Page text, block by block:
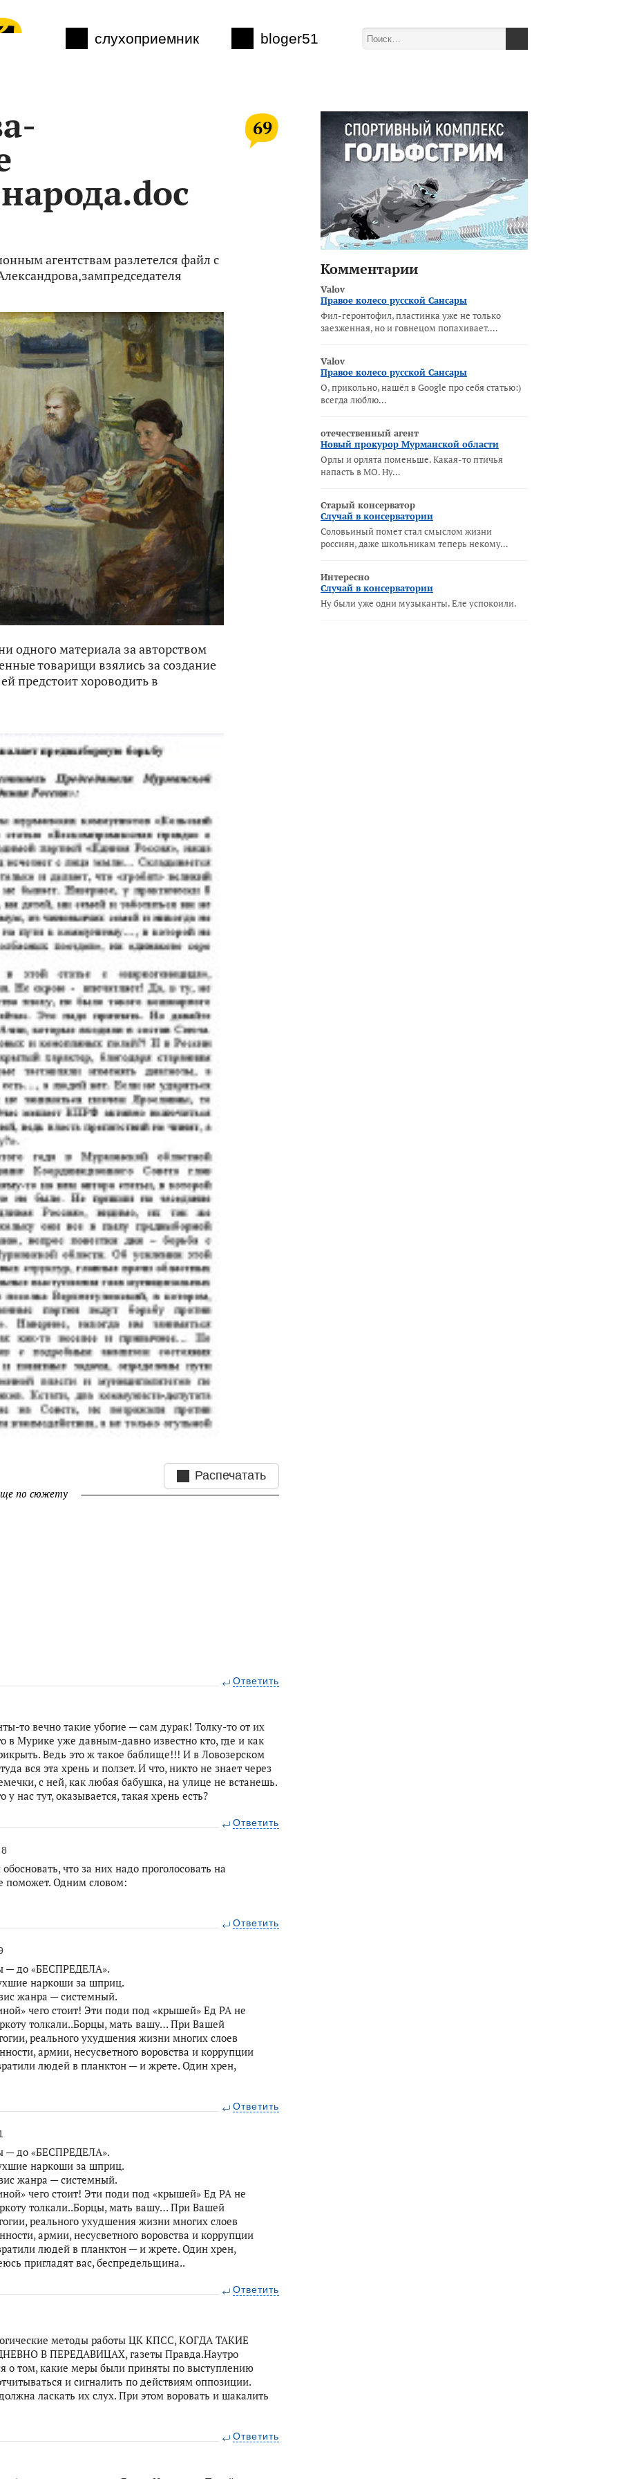
слухоприемник bloger51
69
агентствам разлетелся файл с
одного материала за авторством
товарищи взялись за создание
предстоит хороводить в
Распечатать
по сюжету
Ответить
то вечно такие убогие — сам дурак! Толку-то от их
в Мурике уже давным-давно известно кто, где и как
Ведь это ж такое баблище!!! И в Ловозерском
вся эта хрень и ползет. И что, никто не знает через
с ней, как любая бабушка, на улице не встанешь.
нас тут, оказывается, такая хрень есть?
Ответить
что за них надо проголосовать на
поможет. Одним словом:
Ответить
— до «БЕСПРЕДЕЛА».
наркоши за шприц.
жанра — системный.
чего стоит! Эти поди под «крышей» Ед РА не
толкали..Борцы, мать вашу… При Вашей
реального ухудшения жизни многих слоев
армии, несусветного воровства и коррупции
людей в планктон — и жрете. Один хрен,
Ответить
— до «БЕСПРЕДЕЛА».
наркоши за шприц.
жанра — системный.
чего стоит! Эти поди под «крышей» Ед РА не
толкали..Борцы, мать вашу… При Вашей
реального ухудшения жизни многих слоев
армии, несусветного воровства и коррупции
людей в планктон — и жрете. Один хрен,
пригладят вас, беспредельщина..
Ответить
методы работы ЦК КПСС, КОГДА ТАКИЕ
В ПЕРЕДАВИЦАХ, газеты Правда.Наутро
о том, какие меры были приняты по выступлению
и сигналить по действиям оппозиции.
ласкать их слух. При этом воровать и шакалить
Ответить
Комментарии
Valov
Правое колесо русской Сансары
Фил-геронтофил, пластинка уже не только
заезженная, но и говнецом попахивает.…
Valov
Правое колесо русской Сансары
О, прикольно, нашёл в Google про себя статью:)
всегда люблю…
отечественный агент
Новый прокурор Мурманской области
Орлы и орлята поменьше. Какая-то птичья
напасть в МО. Ну…
Старый консерватор
Случай в консерватории
Соловьиный помет стал смыслом жизни
россиян, даже школьникам теперь некому…
Интересно
Случай в консерватории
Ну были уже одни музыканты. Еле успокоили.